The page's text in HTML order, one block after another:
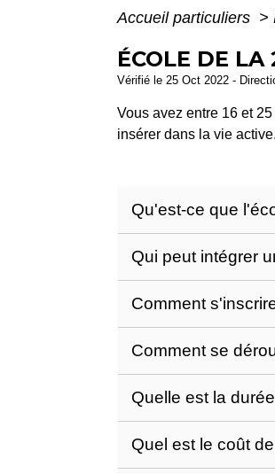
Accueil particuliers >
ÉCOLE DE LA
Vérifié le 25 Oct 2022 -
Vous avez entre 16 et
insérer dans la vie
Qu'est-ce que
Qui peut intégrer
Comment
Comment se
Quelle est la
Quel est le coût